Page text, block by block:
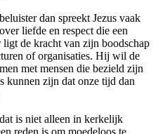
dan spreekt Jezus vaak
liefde en respect die een
de kracht van zijn boodschap
of organisaties. Hij wil de
met mensen die bezield zijn
kunnen zijn dat onze tijd dan
is niet alleen in kerkelijk